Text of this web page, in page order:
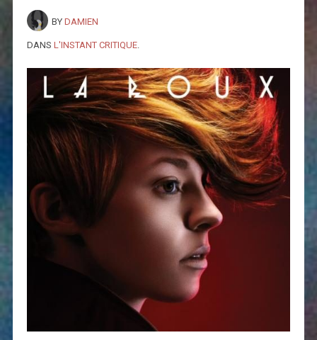
BY DAMIEN
DANS L'INSTANT CRITIQUE.